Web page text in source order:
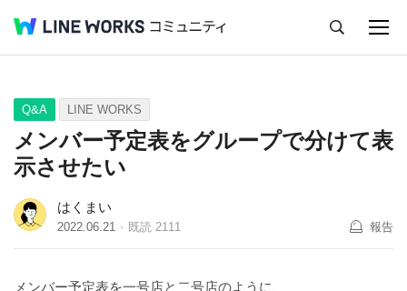
Q&A Tips Ideas
Q&A LINE WORKS
メンバー予定表をグループで分けて表
示させたい
はくまい
2022.06.21 既読 2111 報告
メンバー予定表を一号店と二号店のように、